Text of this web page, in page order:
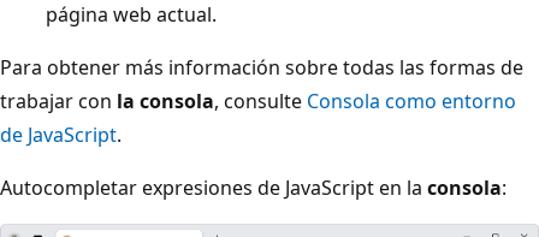
página web actual.
Para obtener más información sobre todas las formas de
trabajar con la consola, consulte Consola como entorno
de JavaScript.
Autocompletar expresiones de JavaScript en la consola: